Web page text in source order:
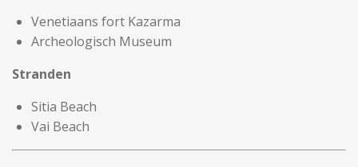
Venetiaans fort Kazarma
Archeologisch Museum
Stranden
Sitia Beach
Vai Beach